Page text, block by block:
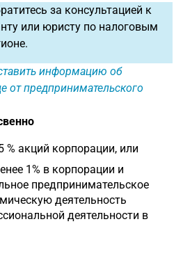
за консультацией к
или юристу по налоговым
информацию об
от предпринимательского
% акций корпорации, или
1% в корпорации и
предпринимательское
деятельность
деятельности в